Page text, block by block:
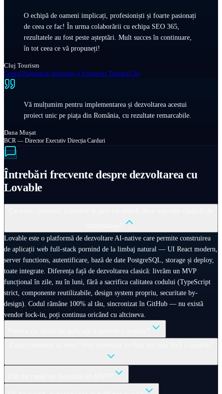
O echipă de oameni implicați, profesioniști și foarte pasionați
de ceea ce fac! În urma colaborării cu echipa SEO 365,
rezultatele au fost peste așteptări. Mult succes în continuare,
în tot ceea ce vă propuneți!
Cluj Tourism
Centrul Național de Informare și Promovare Turistică Cluj
Vă mulțumim pentru implementarea și dezvoltarea acestui
proiect unic pe piața din România, cu rezultate remarcabile.
Dana Mușat
BCR — Director Executiv Direcția Carduri
Întrebări frecvente despre dezvoltarea cu
Lovable
Lovable este o platformă de dezvoltare AI-native care permite construirea
de aplicații web full-stack pornind de la limbaj natural — UI React modern,
server functions, autentificare, bază de date PostgreSQL, storage și deploy,
toate integrate. Diferența față de dezvoltarea clasică: livrăm un MVP
funcțional în zile, nu în luni, fără a sacrifica calitatea codului (TypeScript
strict, componente reutilizabile, design system propriu, securitate by-
design). Codul rămâne 100% al tău, sincronizat în GitHub — nu există
vendor lock-in, poți continua oricând cu altcineva.